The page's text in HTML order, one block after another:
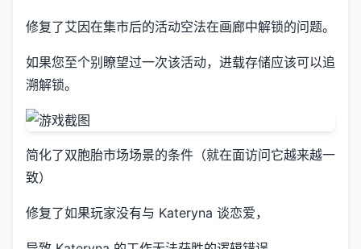
修复了艾因在集市后的活动空法在画廊中解锁的问题。
如果您至个别瞭望过一次该活动，进载存储应该可以追
溯解锁。
简化了双胞胎市场场景的条件（就在面访问它越来越一
致）
修复了如果玩家没有与 Kateryna 谈恋爱，